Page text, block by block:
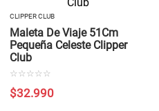
CLIPPER CLUB
Maleta De Viaje 51Cm
Pequeña Celeste Clipper
Club
☆ ☆ ☆ ☆ ☆
$32.990